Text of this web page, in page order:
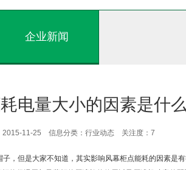
企业新闻
电量大小的因素是什
2015-11-25 信息分类：行业动态 关注度： 7
，但是大家不知道，其实影响风幕柜点能耗的因素是